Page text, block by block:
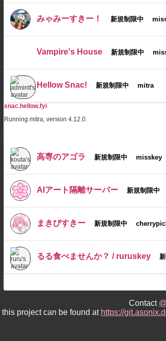
みゃみーすきー！ 新規制限中
Vampire's House 新規制限中
Hellow Snac! 新規制限中 mitra
snac.hellow.fyi
Running mitra, version 4.12.0.
高専のアゴラ 新規制限中 misskey
AIアート隔離サーバー 新規制限中
まきびすきー 新規制限中
るる食べませんか？ / ruruskey 新
Contact
project can be found at https://